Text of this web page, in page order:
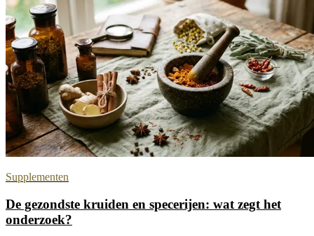
Supplementen
De gezondste kruiden en specerijen: wat zegt het
onderzoek?